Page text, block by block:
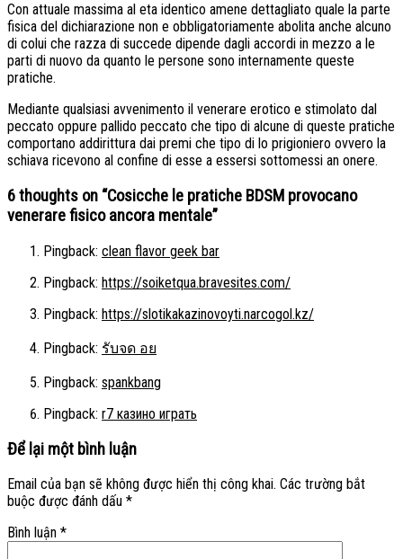
Con attuale massima al eta identico amene dettagliato quale la parte
fisica del dichiarazione non e obbligatoriamente abolita anche alcuno
di colui che razza di succede dipende dagli accordi in mezzo a le
parti di nuovo da quanto le persone sono internamente queste
pratiche.
Mediante qualsiasi avvenimento il venerare erotico e stimolato dal
peccato oppure pallido peccato che tipo di alcune di queste pratiche
comportano addirittura dai premi che tipo di lo prigioniero ovvero la
schiava ricevono al confine di esse a essersi sottomessi an onere.
6 thoughts on “Cosicche le pratiche BDSM provocano
venerare fisico ancora mentale”
Pingback: clean flavor geek bar
Pingback: https://soiketqua.bravesites.com/
Pingback: https://slotikakazinovoyti.narcogol.kz/
Pingback: รับจด อย
Pingback: spankbang
Pingback: r7 казино играть
Để lại một bình luận
Email của bạn sẽ không được hiển thị công khai. Các trường bắt
buộc được đánh dấu *
Bình luận *